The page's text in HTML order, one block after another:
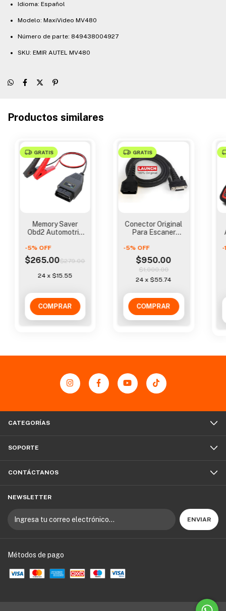
Idioma: Español
Modelo: MaxiVideo MV480
Número de parte: 849438004927
SKU: EMIR AUTEL MV480
Productos similares
GRATIS
Memory Saver
Obd2 Automotriz
Memoria)
-5% OFF
$265.00$279.00
24 x $15.55
GRATIS
Conector Original
Para Escaner
Crp129e
-5% OFF
$950.00
$1,000.00
24 x $55.74
-
CATEGORÍAS
SOPORTE
CONTÁCTANOS
NEWSLETTER
Métodos de pago